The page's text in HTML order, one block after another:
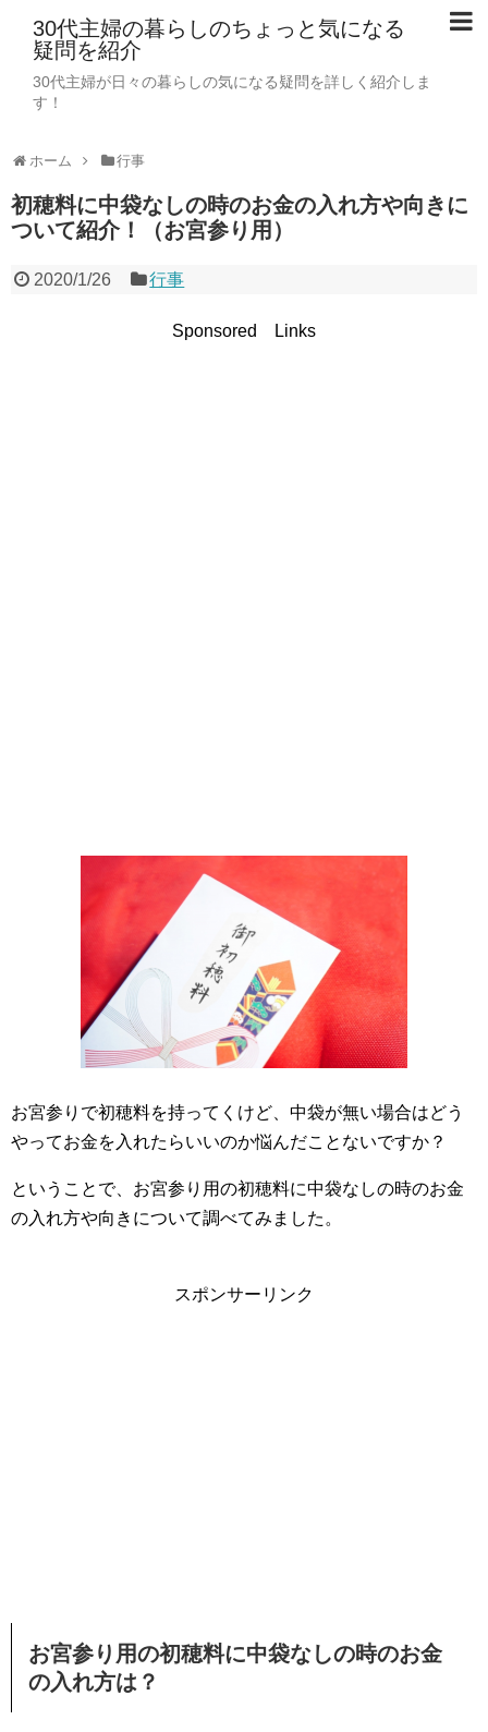
30代主婦の暮らしのちょっと気になる
疑問を紹介
30代主婦が日々の暮らしの気になる疑問を詳しく紹介しま
す！
ホーム 行事
初穂料に中袋なしの時のお金の入れ方や向きに
ついて紹介！（お宮参り用）
2020/1/26 行事
Sponsored Links
お宮参りで初穂料を持ってくけど、中袋が無い場合はどう
やってお金を入れたらいいのか悩んだことないですか？
ということで、お宮参り用の初穂料に中袋なしの時のお金
の入れ方や向きについて調べてみました。
スポンサーリンク
お宮参り用の初穂料に中袋なしの時のお金
の入れ方は？